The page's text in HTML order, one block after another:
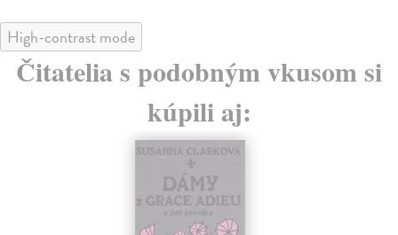
High-contrast mode
Čitatelia s podobným vkusom si
kúpili aj: